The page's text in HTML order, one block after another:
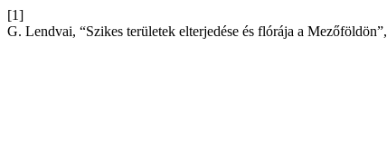
[1]
G. Lendvai, “Szikes területek elterjedése és flórája a Mezőföldön”,